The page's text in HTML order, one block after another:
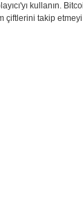
kullanın.
takip